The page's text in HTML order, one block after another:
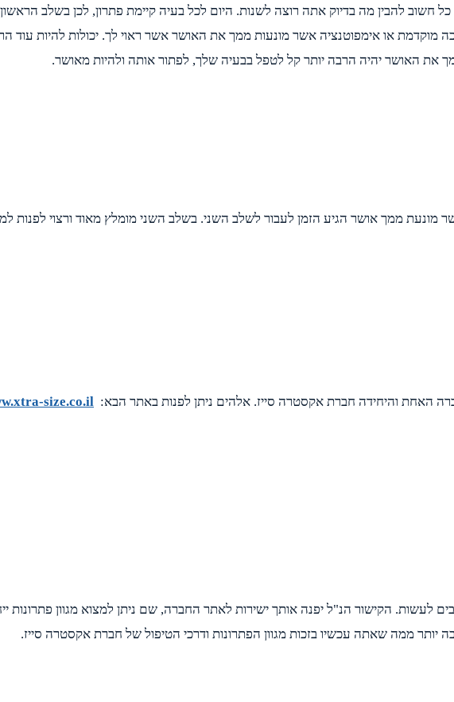
חשוב להבין מה בדיוק אתה רוצה לשנות. היום לכל בעיה קיימת פתרון, לכן בשלב
מוקדמת או אימפוטנציה אשר מונעות ממך את האושר אשר ראוי לך. יכולות להיות
את האושר יהיה הרבה יותר קל לטפל בבעיה שלך, לפתור אותה ולהיות מאושר.
ממך אושר הגיע הזמן לעבור לשלב השני. בשלב השני מומלץ מאוד ורצוי לפנות
האחת והיחידה חברת אקסטרה סייז. אלהים ניתן לפנות באתר הבא: size.co.il
הקישור הנ"ל יפנה אותך ישירות לאתר החברה, שם ניתן למצוא מגוון פתרונות
ממה שאתה עכשיו בזכות מגוון הפתרונות ודרכי הטיפול של חברת אקסטרה סייז.